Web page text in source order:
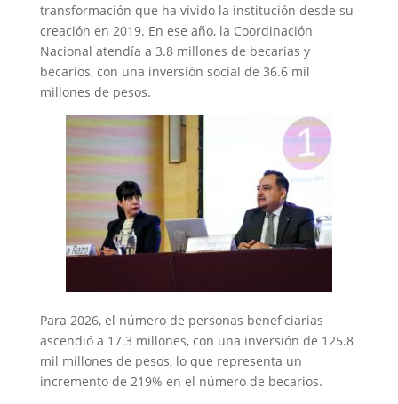
transformación que ha vivido la institución desde su
creación en 2019. En ese año, la Coordinación
Nacional atendía a 3.8 millones de becarias y
becarios, con una inversión social de 36.6 mil
millones de pesos.
Para 2026, el número de personas beneficiarias
ascendió a 17.3 millones, con una inversión de 125.8
mil millones de pesos, lo que representa un
incremento de 219% en el número de becarios.